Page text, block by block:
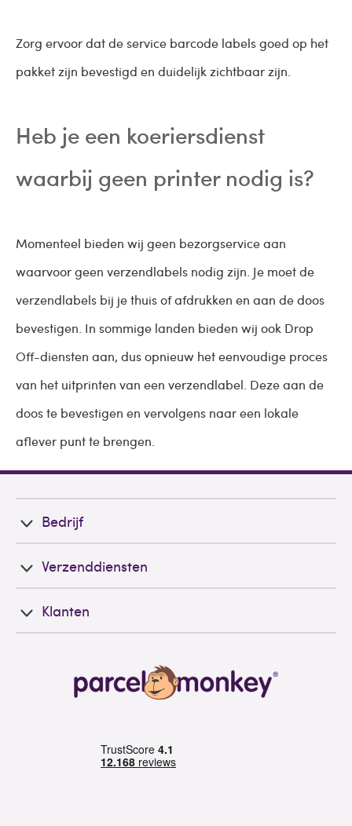
Zorg ervoor dat de service barcode labels goed op het
pakket zijn bevestigd en duidelijk zichtbaar zijn.
Heb je een koeriersdienst
waarbij geen printer nodig is?
Momenteel bieden wij geen bezorgservice aan
waarvoor geen verzendlabels nodig zijn. Je moet de
verzendlabels bij je thuis of afdrukken en aan de doos
bevestigen. In sommige landen bieden wij ook Drop
Off-diensten aan, dus opnieuw het eenvoudige proces
van het uitprinten van een verzendlabel. Deze aan de
doos te bevestigen en vervolgens naar een lokale
aflever punt te brengen.
Bedrijf
Verzenddiensten
Klanten